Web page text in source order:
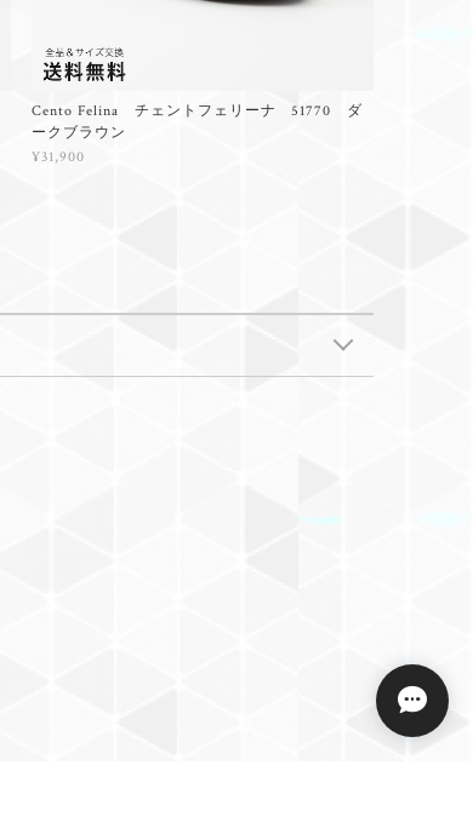
Cento Felina チェントフェリーナ 51770 ダ
ークブラウン
¥31,900